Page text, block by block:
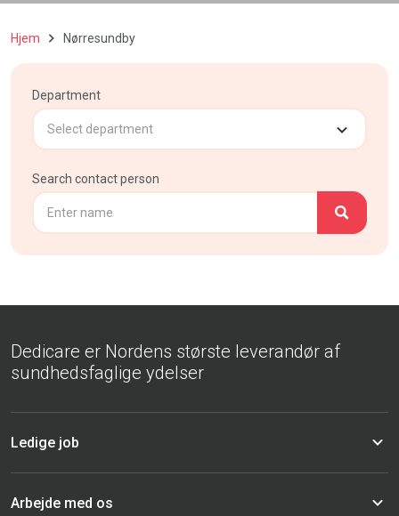
Hjem Nørresundby
Department
Search contact person
Dedicare er Nordens største leverandør af
sundhedsfaglige ydelser
Ledige job
Arbejde med os